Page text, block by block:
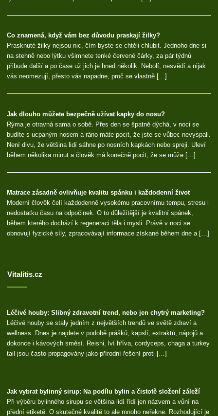
Co znamená, když vám bez důvodu praskají žilky?
Prasknuté žilky nejsou nic, čím byste se chtěli chlubit. Jednoho dne si
na stehně nebo lýtku všimnete tenké červené čárky, za pár týdnů
přibude další a po čase už jich je hned několik. Nebolí, nesvědí a nijak
vás neomezují, přesto vás napadne, proč se vlastně […]
Jak dlouho můžete bezpečně užívat kapky do nosu?
Rýma je otravná sama o sobě. Přes den se špatně dýchá, v noci se
budíte s ucpaným nosem a ráno máte pocit, že jste se vůbec nevyspali.
Není divu, že většina lidí sáhne po nosních kapkách nebo spreji. Uleví
během několika minut a člověk má konečně pocit, že se může […]
Matrace zásadně ovlivňuje kvalitu spánku i každodenní život
Moderní člověk čelí každodenně vysokému pracovnímu tempu, stresu i
nedostatku času na odpočinek. O to důležitější je kvalitní spánek,
během kterého dochází k regeneraci těla i mysli. Právě v noci se
obnovují fyzické síly, zpracovávají informace získané během dne a […]
Vitalitis.cz
Léčivé houby: Slibný zdravotní trend, nebo jen chytrý marketing?
Léčivé houby se staly jedním z největších trendů ve světě zdraví a
wellness. Dnes je najdete v podobě prášků, kapslí, extraktů, nápojů a
dokonce i kávových směsí. Reishi, lví hříva, cordyceps, chaga a turkey
tail jsou často propagovány jako přírodní řešení proti […]
Jak vybrat bylinný sirup: Na podílu bylin a čistotě složení záleží
Při výběru bylinného sirupu se většina lidí řídí jen názvem a vůní na
přední etiketě. O skutečné kvalitě to ale mnoho neřekne. Rozhodující je